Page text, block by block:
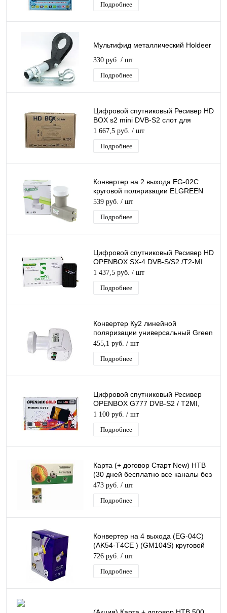
Подробнее
Мультифид металлический Holdeer
330 руб. / шт
Подробнее
Цифровой спутниковый Ресивер HD
BOX s2 mini DVB-S2 слот для
карты, USB поддержка 3G модема
1 667,5 руб. / шт
Подробнее
Конвертер на 2 выхода EG-02C
круговой поляризации ELGREEN
TWIN дляТриколор/НТВ-Плюс
539 руб. / шт
Подробнее
Цифровой спутниковый Ресивер HD
OPENBOX SX-4 DVB-S/S2 /T2-MI
слот для карты, USB поддержка 3G
модема
1 437,5 руб. / шт
Подробнее
Конвертер Ку2 линейной
поляризации универсальный Green
line SR-02 Twin 2 выхода Ку2
455,1 руб. / шт
Подробнее
Цифровой спутниковый Ресивер
OPENBOX G777 DVB-S2 / T2MI,
слот для карты, USB поддержка 3G
модема
1 100 руб. / шт
Подробнее
Карта (+ договор Старт New) НТВ
(30 дней бесплатно все каналы без
регистрации + 199руб на балансе)
473 руб. / шт
Подробнее
Конвертер на 4 выхода (EG-04C)
(AK54-T4CE ) (GM104S) круговой
поляризации QUAD дляТриколор/
НТВ
726 руб. / шт
Подробнее